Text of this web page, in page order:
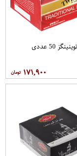
50 عددی
۱۷۱,۹۰۰